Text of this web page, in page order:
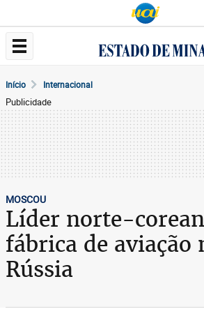
Início Internacional
Publicidade
MOSCOU
Líder norte-
fábrica de
Rússia